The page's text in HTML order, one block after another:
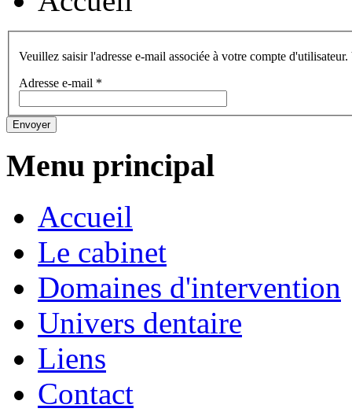
Veuillez saisir l'adresse e-mail associée à votre compte
Adresse e-mail *
Envoyer
Menu principal
Accueil
Le cabinet
Domaines d'intervention
Univers dentaire
Liens
Contact